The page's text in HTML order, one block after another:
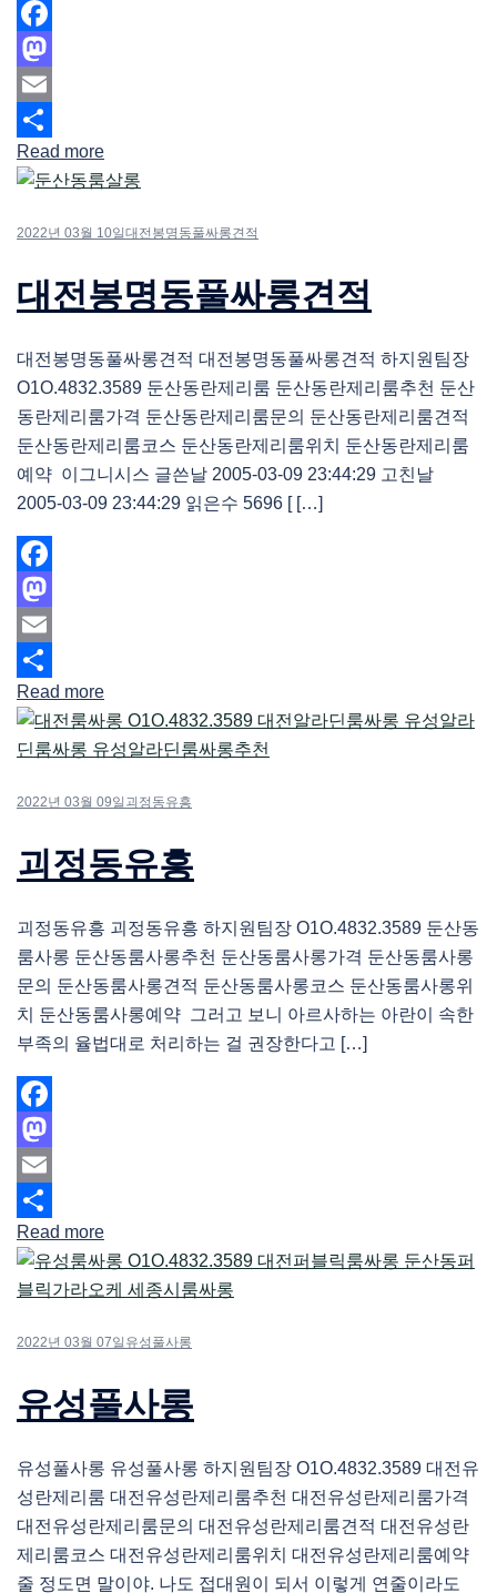
Facebook
Mastodon
Email
Share
Read more
2022년 03월 10일 대전봉명동풀싸롱견적
대전봉명동풀싸롱견적
대전봉명동풀싸롱견적 대전봉명동풀싸롱견적 하지원팀장
O1O.4832.3589 둔산동란제리룸 둔산동란제리룸추천 둔산
동란제리룸가격 둔산동란제리룸문의 둔산동란제리룸견적
둔산동란제리룸코스 둔산동란제리룸위치 둔산동란제리룸
예약 이그니시스 글쓴날 2005-03-09 23:44:29 고친날
2005-03-09 23:44:29 읽은수 5696 [ […]
Facebook
Mastodon
Email
Share
Read more
2022년 03월 09일 괴정동유흥
괴정동유흥
괴정동유흥 괴정동유흥 하지원팀장 O1O.4832.3589 둔산동
룸사롱 둔산동룸사롱추천 둔산동룸사롱가격 둔산동룸사롱
문의 둔산동룸사롱견적 둔산동룸사롱코스 둔산동룸사롱위
치 둔산동룸사롱예약 그러고 보니 아르사하는 아란이 속한
부족의 율법대로 처리하는 걸 권장한다고 […]
Facebook
Mastodon
Email
Share
Read more
2022년 03월 07일 유성풀사롱
유성풀사롱
유성풀사롱 유성풀사롱 하지원팀장 O1O.4832.3589 대전유
성란제리룸 대전유성란제리룸추천 대전유성란제리룸가격
대전유성란제리룸문의 대전유성란제리룸견적 대전유성란
제리룸코스 대전유성란제리룸위치 대전유성란제리룸예약
줄 정도면 말이야. 나도 접대원이 되서 이렇게 연줄이라도